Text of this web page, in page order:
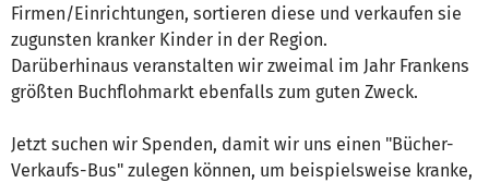
Firmen/Einrichtungen, sortieren diese und verkaufen sie
zugunsten kranker Kinder in der Region.
Darüberhinaus veranstalten wir zweimal im Jahr Frankens
größten Buchflohmarkt ebenfalls zum guten Zweck.
Jetzt suchen wir Spenden, damit wir uns einen "Bücher-
Verkaufs-Bus" zulegen können, um beispielsweise kranke,